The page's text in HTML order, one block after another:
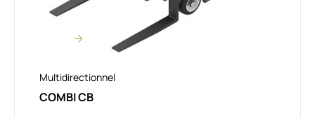
Multidirectionnel
COMBI CB